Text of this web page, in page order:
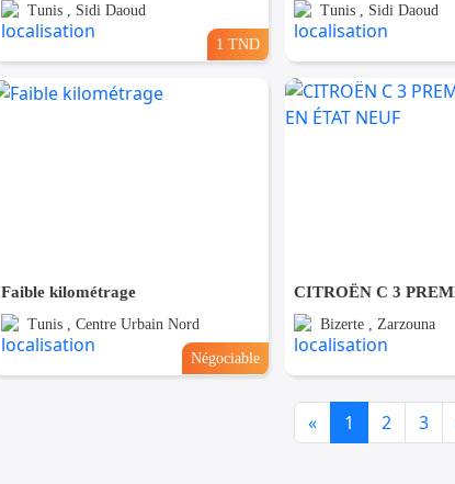
Tunis , Sidi Daoud
1 TND
Tunis , Sidi Daoud
Faible kilométrage
Tunis , Centre Urbain Nord
Négociable
Bizerte , Zarzouna
«Previous
1 2 3